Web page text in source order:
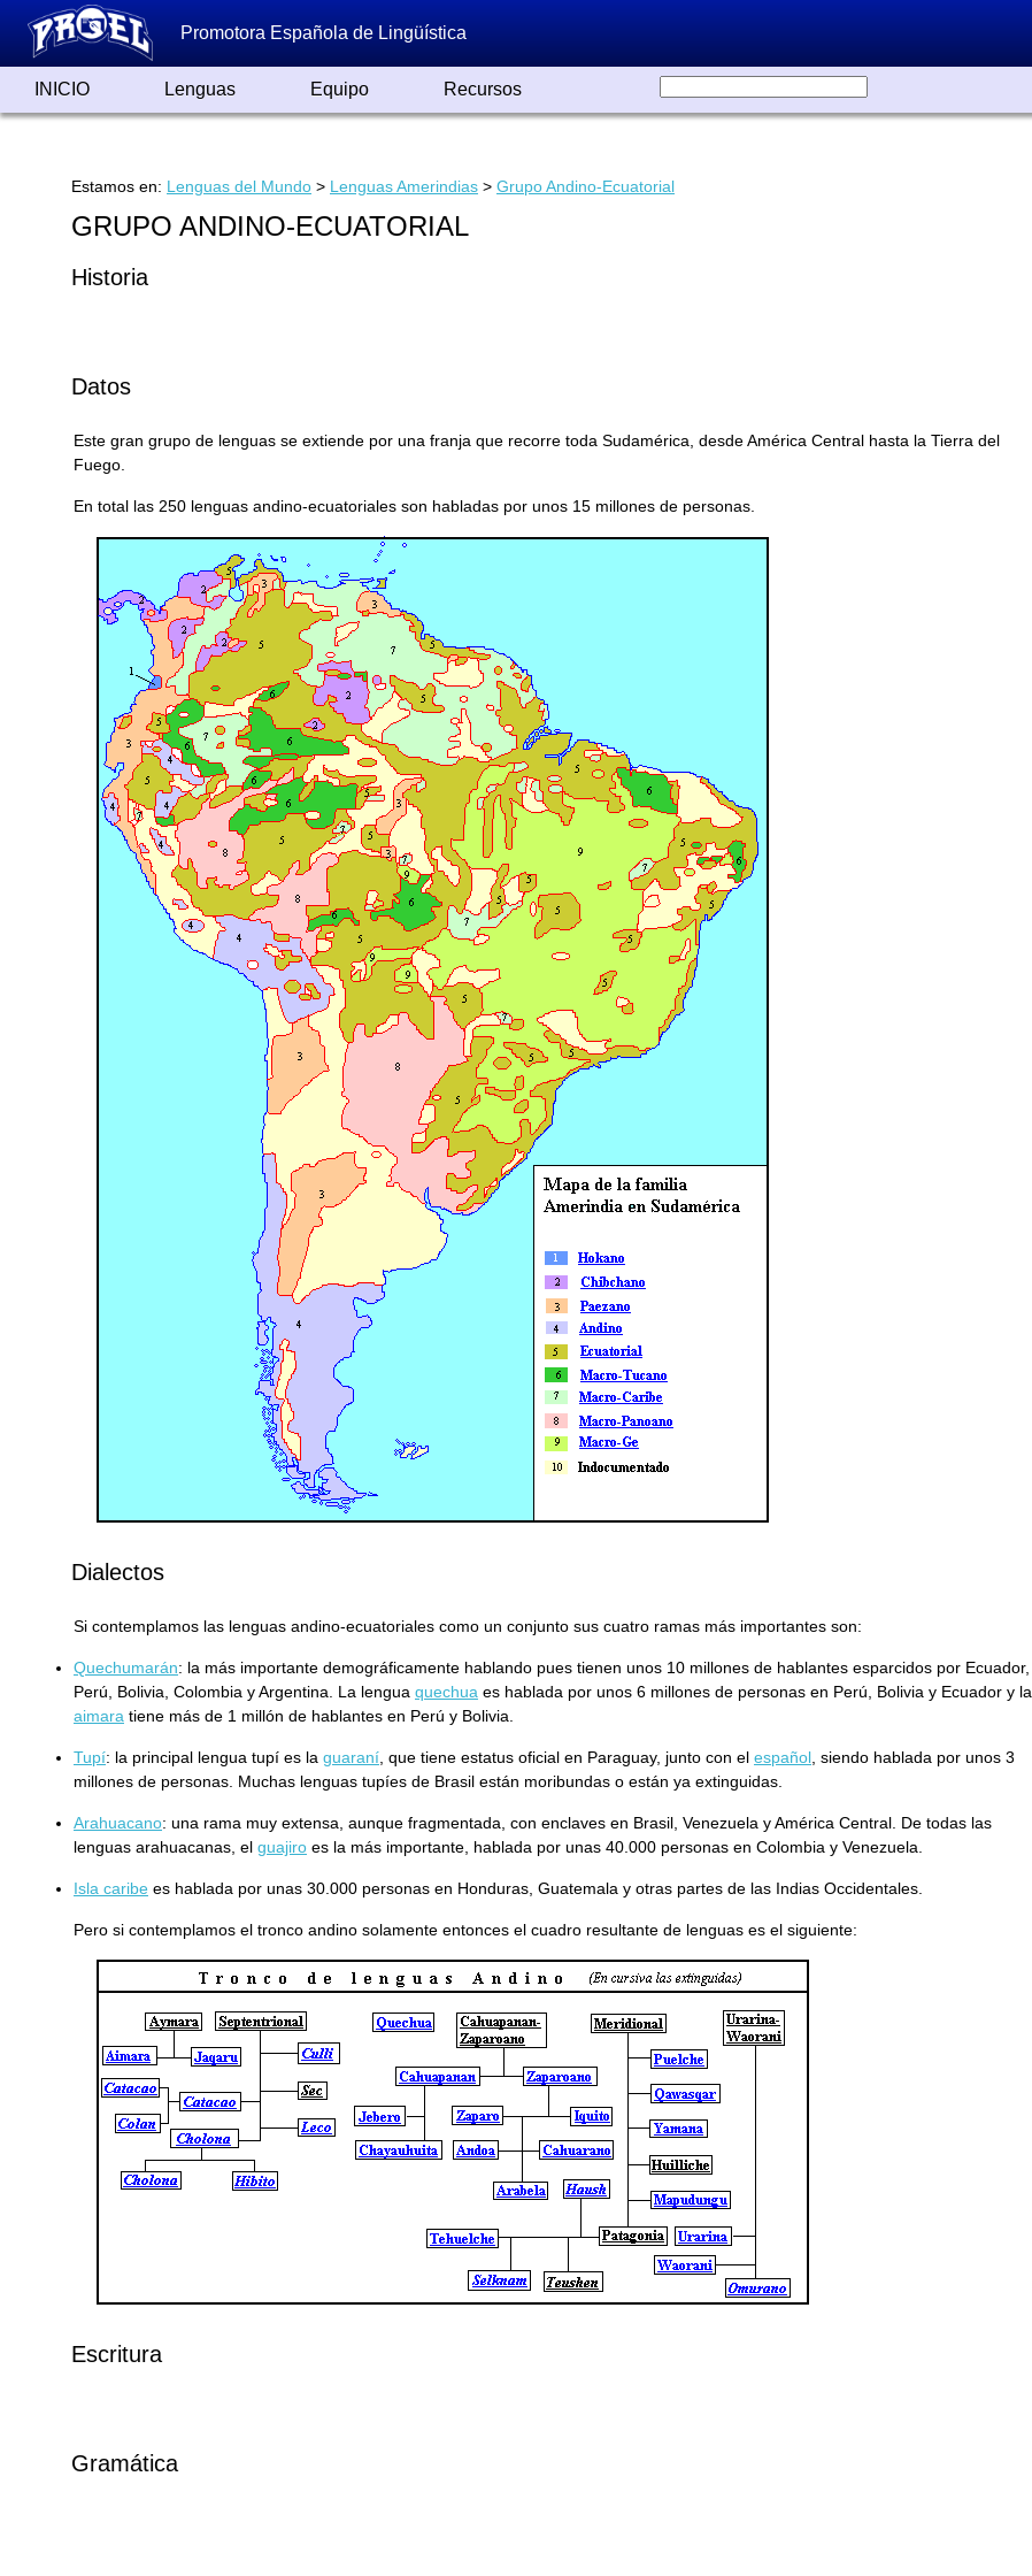
Promotora Española de Lingüística
INICIO Lenguas Equipo Recursos
Estamos en: Lenguas del Mundo > Lenguas Amerindias > Grupo Andino-Ecuatorial
GRUPO ANDINO-ECUATORIAL
Historia
Datos
Este gran grupo de lenguas se extiende por una franja que recorre toda Sudamérica, desde América Central hasta la Tierra del
Fuego.
En total las 250 lenguas andino-ecuatoriales son habladas por unos 15 millones de personas.
Dialectos
Si contemplamos las lenguas andino-ecuatoriales como un conjunto sus cuatro ramas más importantes son:
Quechumarán: la más importante demográficamente hablando pues tienen unos 10 millones de hablantes esparcidos por Ecuador,
Perú, Bolivia, Colombia y Argentina. La lengua quechua es hablada por unos 6 millones de personas en Perú, Bolivia y Ecuador y la
aimara tiene más de 1 millón de hablantes en Perú y Bolivia.
Tupí: la principal lengua tupí es la guaraní , que tiene estatus oficial en Paraguay, junto con el español , siendo hablada por unos 3
millones de personas. Muchas lenguas tupíes de Brasil están moribundas o están ya extinguidas.
Arahuacano: una rama muy extensa, aunque fragmentada, con enclaves en Brasil, Venezuela y América Central. De todas las
lenguas arahuacanas, el guajiro es la más importante, hablada por unas 40.000 personas en Colombia y Venezuela.
Isla caribe es hablada por unas 30.000 personas en Honduras, Guatemala y otras partes de las Indias Occidentales.
Pero si contemplamos el tronco andino solamente entonces el cuadro resultante de lenguas es el siguiente:
Escritura
Gramática